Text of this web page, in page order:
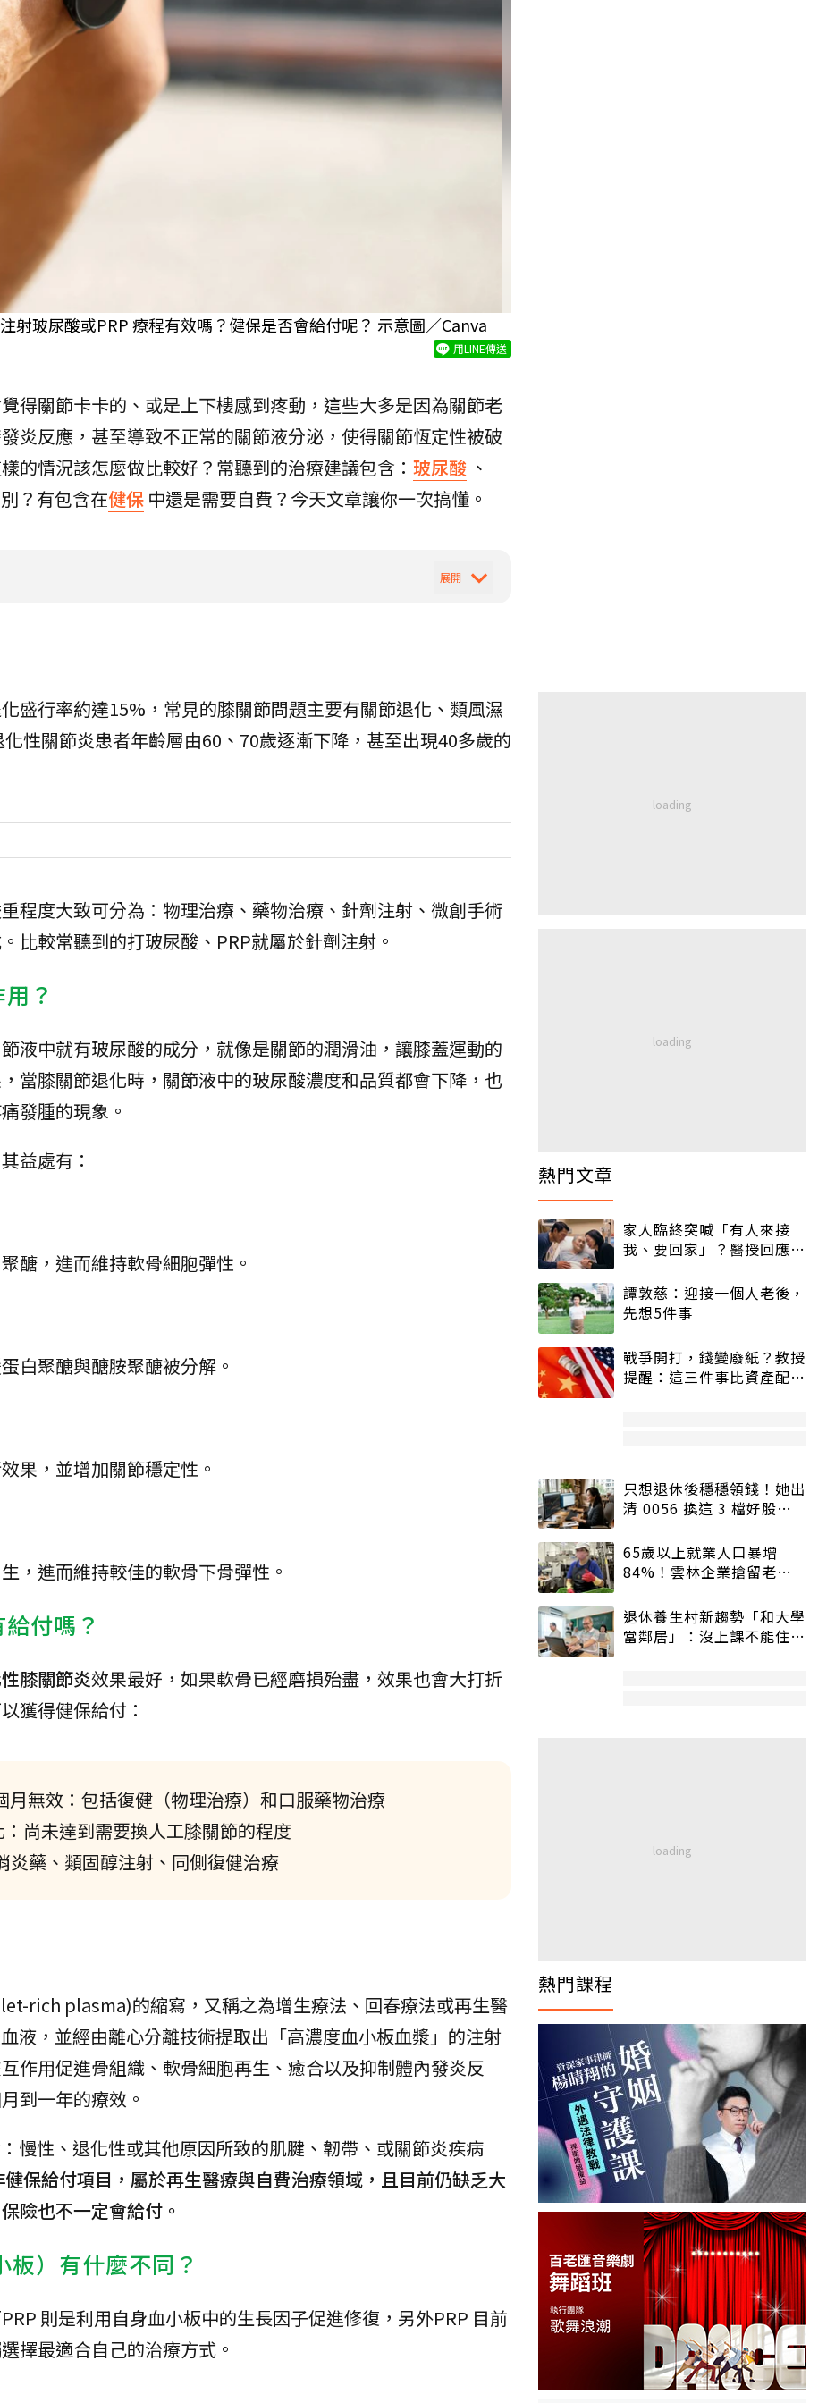
射玻尿酸或PRP 療程有效嗎？健保是否會給付呢？ 示意圖／Canva
用LINE傳送
得關節卡卡的、或是上下樓感到疼動，這些大多是因為關節老
炎反應，甚至導致不正常的關節液分泌，使得關節恆定性被破
的情況該怎麼做比較好？常聽到的治療建議包含： 玻尿酸 、
？有包含在健保 中還是需要自費？今天文章讓你一次搞懂。
盛行率約達15%，常見的膝關節問題主要有關節退化、類風濕
化性關節炎患者年齡層由60、70歲逐漸下降，甚至出現40多歲的
程度大致可分為：物理治療、藥物治療、針劑注射、微創手術
比較常聽到的打玻尿酸、PRP就屬於針劑注射。
？
液中就有玻尿酸的成分，就像是關節的潤滑油，讓膝蓋運動的
當膝關節退化時，關節液中的玻尿酸濃度和品質都會下降，也
發腫的現象。
益處有：
醣，進而維持軟骨細胞彈性。
白聚醣與醣胺聚醣被分解。
果，並增加關節穩定性。
，進而維持較佳的軟骨下骨彈性。
付嗎？
膝關節炎效果最好，如果軟骨已經磨損殆盡，效果也會大打折
獲得健保給付：
無效：包括復健（物理治療）和口服藥物治療
尚未達到需要換人工膝關節的程度
藥、類固醇注射、同側復健治療
rich plasma)的縮寫，又稱之為增生療法、回春療法或再生醫
液，並經由離心分離技術提取出「高濃度血小板血漿」的注射
作用促進骨組織、軟骨細胞再生、癒合以及抑制體內發炎反
到一年的療效。
慢性、退化性或其他原因所致的肌腱、韌帶、或關節炎疾病
健保給付項目，屬於再生醫療與自費治療領域，且目前仍缺乏大
險也不一定會給付。
板）有什麼不同？
則是利用自身血小板中的生長因子促進修復，另外PRP 目前
擇最適合自己的治療方式。
熱門文章
家人臨終突喊「有人來接
我、要回家」？醫授回應方
譚敦慈：迎接一個人老後，
先想5件事
戰爭開打，錢變廢紙？教授
提醒：這三件事比資產配置
只想退休後穩穩領錢！她出
清 0056 換這 3 檔好股：
65歲以上就業人口暴增
84%！雲林企業搶留老員
退休養生村新趨勢「和大學
當鄰居」：沒上課不能住、
熱門課程